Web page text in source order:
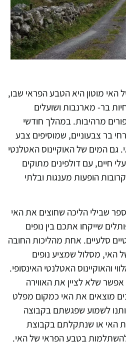
האי מוטון היא הטבע הפראי שבו,
בר- מארנבות ושועלים
מרהיבות. במהלך חודשי
בר צבעוניים, שמוסיפים צבע
גם המים של האוקיינוס האטלנטי
חיים, עם דולפינים מתוקים
הופעות מענגות ובלתי
שבילי הליכה שחוצים את האי
שייקחו אתכם בין נופים
סלעיים. אחת מהליכות החובה
האי, מסלול שמציע נופים
והאוקיינוס האטלנטי האינסופי.
שלא לציין את האווירה
מוצאים את האי כמקום מפלט
לשמוע שפגשתם בקבוצה
האי או שנתקלתם בקבוצת
בטבע הפראי של האי.